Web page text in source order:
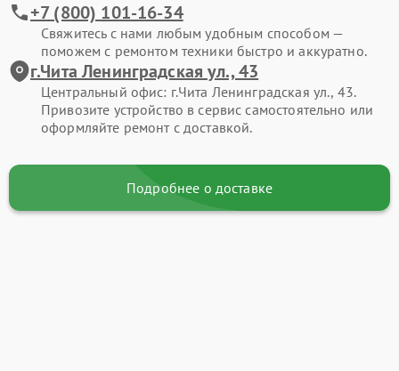
+7 (800) 101-16-34
Свяжитесь с нами любым удобным способом —
поможем с ремонтом техники быстро и аккуратно.
г.Чита Ленинградская ул., 43
Центральный офис: г.Чита Ленинградская ул., 43.
Привозите устройство в сервис самостоятельно или
оформляйте ремонт с доставкой.
Подробнее о доставке